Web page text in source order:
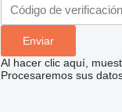
Al hacer clic aquí,
Procesaremos sus